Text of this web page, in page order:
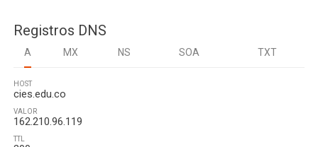
Registros DNS
A MX NS SOA TXT
HOST
cies.edu.co
VALOR
162.210.96.119
TTL